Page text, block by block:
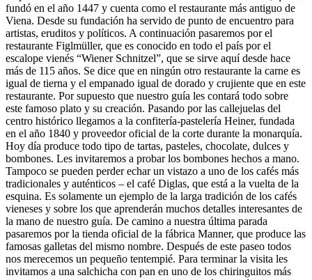
fundó en el año 1447 y cuenta como el restaurante más antiguo de
Viena. Desde su fundación ha servido de punto de encuentro para
artistas, eruditos y políticos. A continuación pasaremos por el
restaurante Figlmüller, que es conocido en todo el país por el
escalope vienés “Wiener Schnitzel”, que se sirve aquí desde hace
más de 115 años. Se dice que en ningún otro restaurante la carne es
igual de tierna y el empanado igual de dorado y crujiente que en este
restaurante. Por supuesto que nuestro guía les contará todo sobre
este famoso plato y su creación. Pasando por las callejuelas del
centro histórico llegamos a la confitería-pastelería Heiner, fundada
en el año 1840 y proveedor oficial de la corte durante la monarquía.
Hoy día produce todo tipo de tartas, pasteles, chocolate, dulces y
bombones. Les invitaremos a probar los bombones hechos a mano.
Tampoco se pueden perder echar un vistazo a uno de los cafés más
tradicionales y auténticos – el café Diglas, que está a la vuelta de la
esquina. Es solamente un ejemplo de la larga tradición de los cafés
vieneses y sobre los que aprenderán muchos detalles interesantes de
la mano de nuestro guía. De camino a nuestra última parada
pasaremos por la tienda oficial de la fábrica Manner, que produce las
famosas galletas del mismo nombre. Después de este paseo todos
nos merecemos un pequeño tentempié. Para terminar la visita les
invitamos a una salchicha con pan en uno de los chiringuitos más